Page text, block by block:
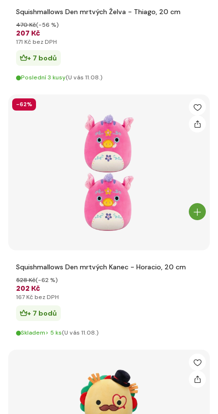
Squishmallows Den mrtvých Želva - Thiago, 20 cm
207 Kč
470 Kč(-56 %)
171 Kč bez DPH
+ 7 bodů
Poslední 3 kusy(U vás 11.08.)
-62%
Squishmallows Den mrtvých Kanec - Horacio, 20 cm
202 Kč
528 Kč(-62 %)
167 Kč bez DPH
+ 7 bodů
Skladem> 5 ks(U vás 11.08.)